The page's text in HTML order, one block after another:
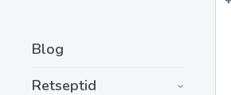
Blog
Retseptid